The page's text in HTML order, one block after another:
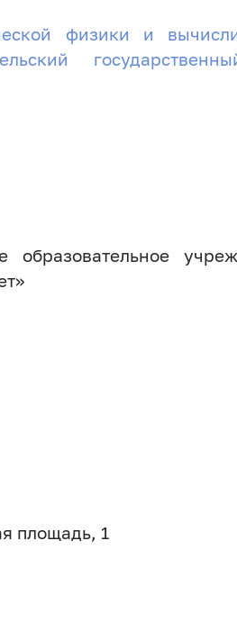
физики и
образовательное
площадь, 1